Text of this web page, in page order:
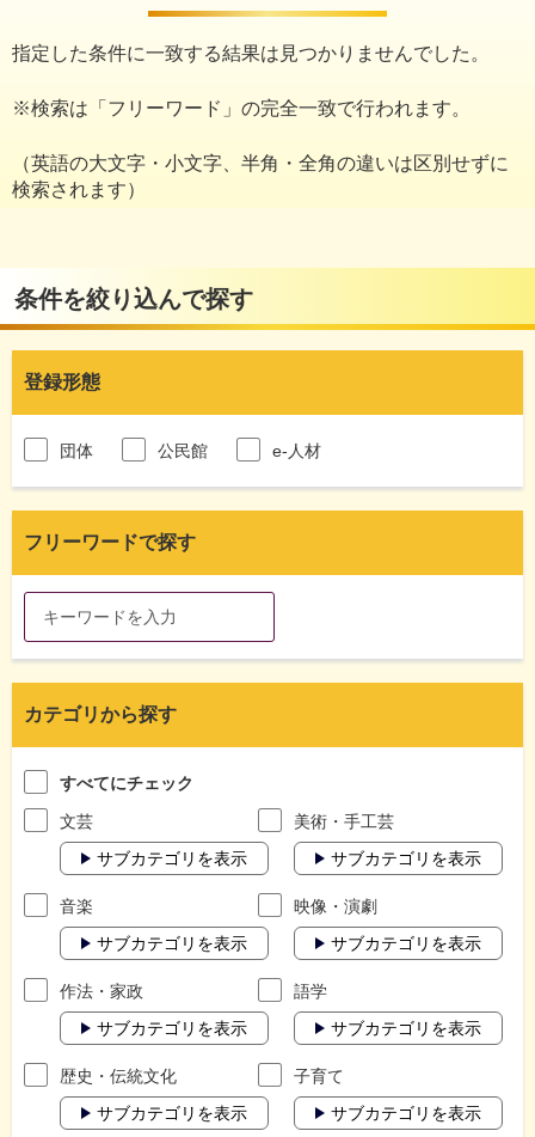
指定した条件に一致する結果は見つかりませんでした。
※検索は「フリーワード」の完全一致で行われます。
（英語の大文字・小文字、半角・全角の違いは区別せずに
検索されます）
条件を絞り込んで探す
登録形態
団体 公民館 e-人材
フリーワードで探す
カテゴリから探す
すべてにチェック
文芸
サブカテゴリを表示
美術・手工芸
サブカテゴリを表示
音楽
サブカテゴリを表示
映像・演劇
サブカテゴリを表示
作法・家政
サブカテゴリを表示
語学
サブカテゴリを表示
歴史・伝統文化
サブカテゴリを表示
子育て
サブカテゴリを表示